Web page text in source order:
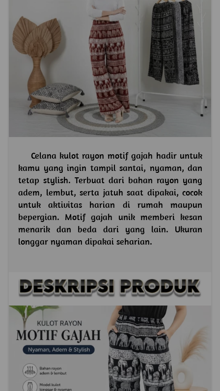
kamu yang ingin tampil santai, nyaman, dan
tetap stylish. Terbuat dari bahan rayon yang
adem, lembut, serta jatuh saat dipakai, cocok
untuk aktivitas harian di rumah maupun
bepergian. Motif gajah unik memberi kesan
menarik dan beda dari yang lain. Ukuran
longgar nyaman dipakai seharian.